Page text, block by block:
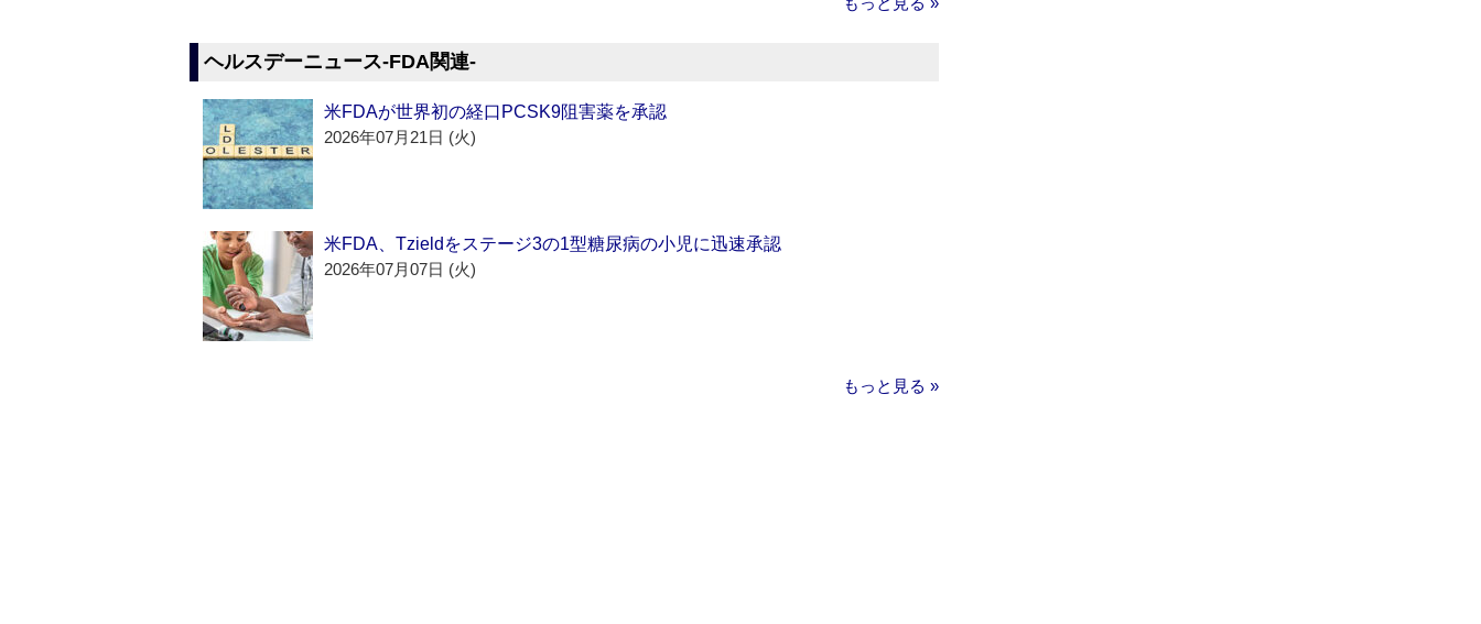
ヘルスデーニュース‐FDA関連‐
米FDAが世界初の経口PCSK9阻害薬を承認
2026年07月21日 (火)
米FDA、Tzieldをステージ3の1型糖尿病の小児に迅速承認
2026年07月07日 (火)
もっと見る »